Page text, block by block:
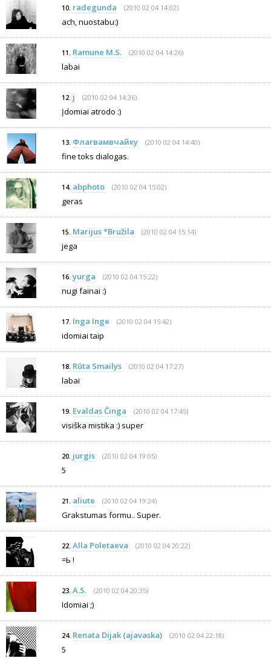
10. radegunda (2010 02 04 14:02)
ach, nuostabu:)
11. Ramune M.S. (2010 02 04 14:26)
labai
12. j (2010 02 04 14:36)
Įdomiai atrodo :)
13. Флагвамвчaйку (2010 02 04 14:40)
fine toks dialogas.
14. abphoto (2010 02 04 15:02)
geras
15. Marijus *Bružila (2010 02 04 15:14)
jega
16. yurga (2010 02 04 15:22)
nugi fainai :)
17. Inga Inge (2010 02 04 15:42)
idomiai taip
18. Rūta Smailys (2010 02 04 17:27)
labai
19. Evaldas Činga (2010 02 04 17:45)
visiška mistika :) super
20. jurgis (2010 02 04 19:05)
5
21. aliute (2010 02 04 19:24)
Grakstumas formu.. Super.
22. Alla Poletaeva (2010 02 04 20:22)
=Ь !
23. A.S. (2010 02 04 20:35)
Idomiai ;)
24. Renata Dijak (ajavaska) (2010 02 04 22:18)
5